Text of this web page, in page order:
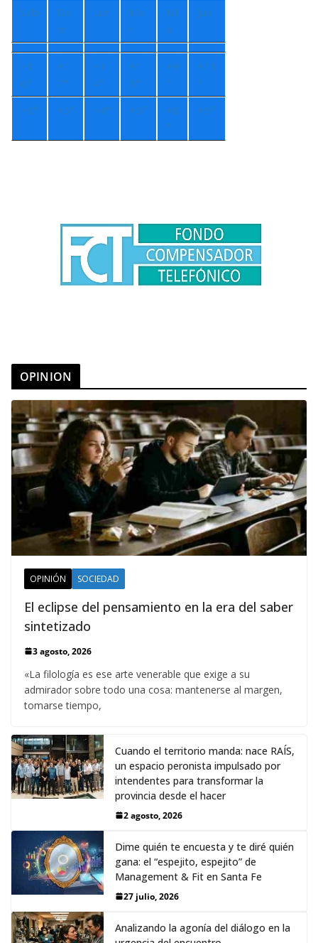
Sáb
Do
m
Lun
Ma
r
Mi
é
Jue
+1
6°
+1
7°
+1
4°
+1
3°
+9
°
+11
°
+6° +5° +4° +5° +8
°
+9°
OPINION
OPINIÓN SOCIEDAD
El eclipse del pensamiento en la era del saber
sintetizado
3 agosto, 2026
«La filología es ese arte venerable que exige a su
admirador sobre todo una cosa: mantenerse al margen,
tomarse tiempo,
Cuando el territorio manda: nace RAÍS,
un espacio peronista impulsado por
intendentes para transformar la
provincia desde el hacer
2 agosto, 2026
Dime quién te encuesta y te diré quién
gana: el “espejito, espejito” de
Management & Fit en Santa Fe
27 julio, 2026
Analizando la agonía del diálogo en la